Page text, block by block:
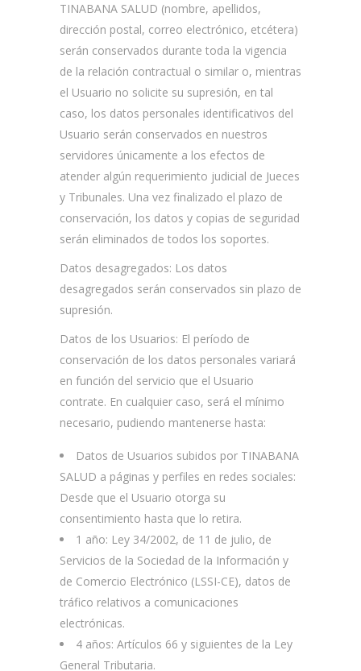
TINABANA SALUD (nombre, apellidos,
dirección postal, correo electrónico, etcétera)
serán conservados durante toda la vigencia
de la relación contractual o similar o, mientras
el Usuario no solicite su supresión, en tal
caso, los datos personales identificativos del
Usuario serán conservados en nuestros
servidores únicamente a los efectos de
atender algún requerimiento judicial de Jueces
y Tribunales. Una vez finalizado el plazo de
conservación, los datos y copias de seguridad
serán eliminados de todos los soportes.
Datos desagregados: Los datos
desagregados serán conservados sin plazo de
supresión.
Datos de los Usuarios: El período de
conservación de los datos personales variará
en función del servicio que el Usuario
contrate. En cualquier caso, será el mínimo
necesario, pudiendo mantenerse hasta:
Datos de Usuarios subidos por TINABANA
SALUD a páginas y perfiles en redes sociales:
Desde que el Usuario otorga su
consentimiento hasta que lo retira.
1 año: Ley 34/2002, de 11 de julio, de
Servicios de la Sociedad de la Información y
de Comercio Electrónico (LSSI-CE), datos de
tráfico relativos a comunicaciones
electrónicas.
4 años: Artículos 66 y siguientes de la Ley
General Tributaria.